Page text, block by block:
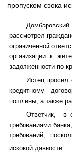
пропуском срока
рассмотрел
ограниченной
организации к
задолженности по
Истец просил
кредитному
пошлины, а также
Ответчик, в
требованиями банка,
требований,
исковой давности.